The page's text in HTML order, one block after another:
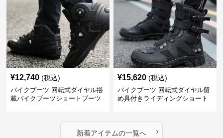
¥12,740 (税込)
バイクブーツ 回転式ダイヤル搭
載バイクブーツショートブーツ
¥15,620 (税込)
バイクブーツ 回転式ダイヤル留
め具付きライディングショート
新着アイテムの一覧へ ›